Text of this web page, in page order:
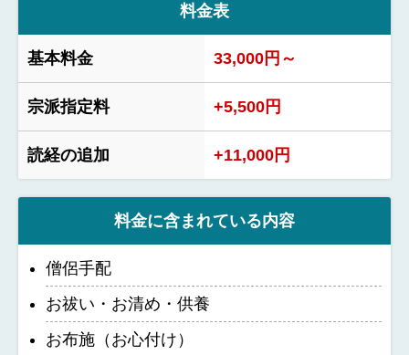
料金表
基本料金 33,000円～
宗派指定料 +5,500円
読経の追加 +11,000円
料金に含まれている内容
僧侶手配
お祓い・お清め・供養
お布施（お心付け）